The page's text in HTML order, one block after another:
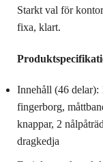
Starkt val för
fixa, klart.
Innehåll (46 delar):
fingerborg,
knappar, 2
dragkedja